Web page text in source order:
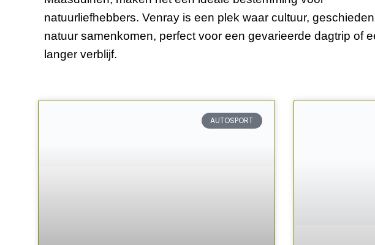
natuurliefhebbers. Venray is een plek waar cultuur,
natuur samenkomen, perfect voor een gevarieerde dagtrip of
langer verblijf.
AUTOSPORT